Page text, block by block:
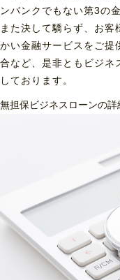
ンバンクでもない第3の
また決して驕らず、お客
かい金融サービスをご提
合など、是非ともビジネ
しております。
無担保ビジネスローンの詳